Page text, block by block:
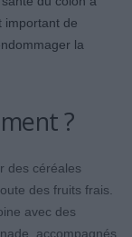
important de
la
?
des céréales
des fruits frais.
avec des
accompagnés